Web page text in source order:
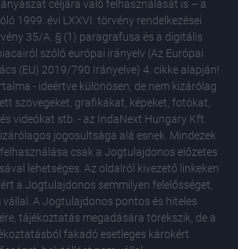
céljára való felhasználását is – a
1999. évi LXXVI. törvény rendelkezései
35/A. § (1) paragrafusa és a digitális
szóló európai irányelv (Az Európai
(EU) 2019/790 Irányelve) 4. cikke alapján!
- ideértve különösen, de nem kizárólag
szövegeket, grafikákat, képeket, fotókat,
videókat stb. - az IndaNext Hungary Kft.
jogosultsága alá esnek. Mindezek
csak a Jogtulajdonos előzetes
lehetséges. Az oldalról kivezető linkeken
a Jogtulajdonos semmilyen felelősséget,
vállal. A Jogtulajdonos pontos és hiteles
tájékoztatás megadására törekszik, de a
fakadó esetleges károkért